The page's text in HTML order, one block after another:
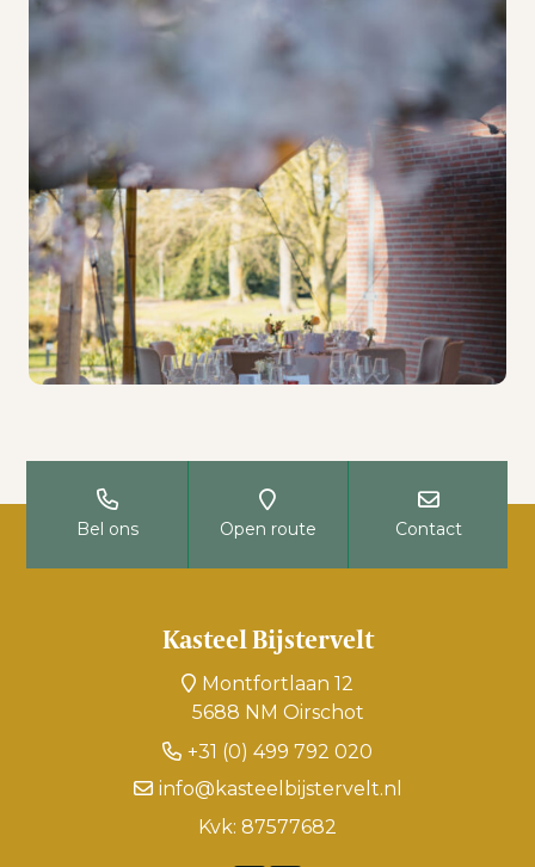
Bel ons Open route Contact
Kasteel Bijstervelt
Montfortlaan 12
5688 NM Oirschot
+31 (0) 499 792 020
info@kasteelbijstervelt.nl
Kvk: 87577682